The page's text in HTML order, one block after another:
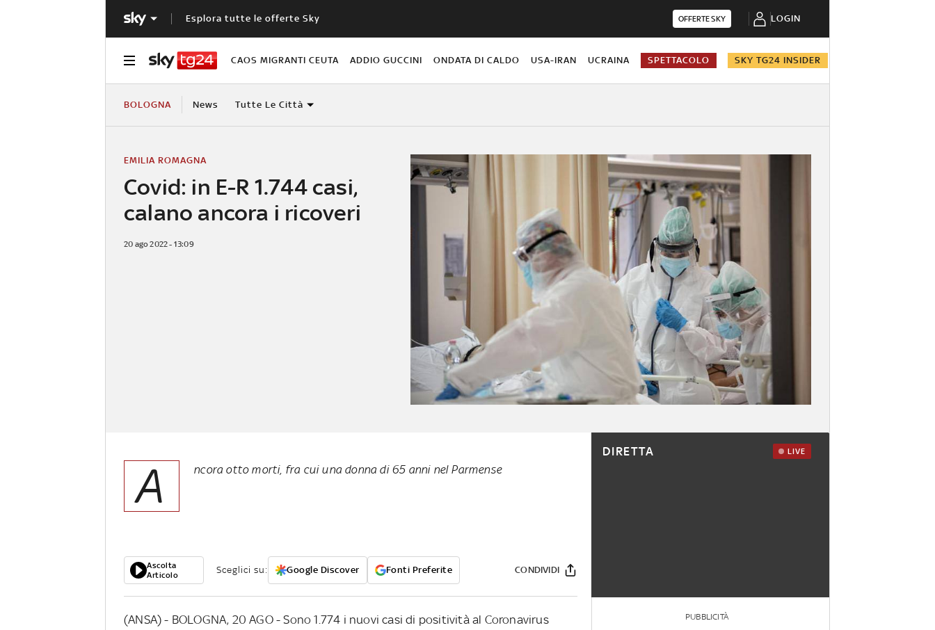
Esplora tutte le offerte Sky OFFERTE SKY LOGIN
CAOS MIGRANTI CEUTA ADDIO GUCCINI ONDATA DI CALDO USA-IRAN UCRAINA SPETTACOLO SKY TG24 INSIDER
BOLOGNA News Tutte Le Città
Covid: in E-R 1.744 casi,
calano ancora i ricoveri
EMILIA ROMAGNA
20 ago 2022 - 13:09
A ncora otto morti, fra cui una donna di 65 anni nel Parmense
Ascolta
Articolo
Sceglici su: Google Discover Fonti Preferite CONDIVIDI
(ANSA) - BOLOGNA, 20 AGO - Sono 1.774 i nuovi casi di positività al Coronavirus
DIRETTA LIVE
PUBBLICITÀ